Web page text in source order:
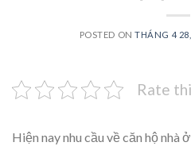
POSTED ONTHÁNG 4
Rate
Hiện nay nhu cầu về căn hộ nhà